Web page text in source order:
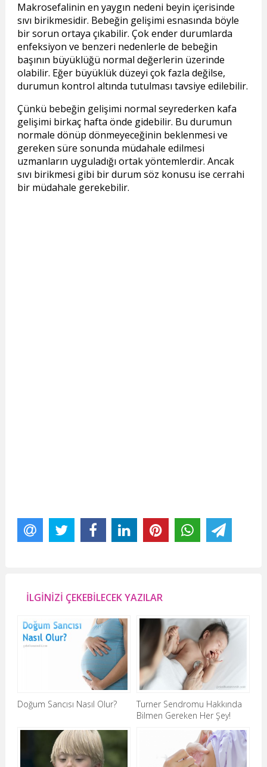
Makrosefalinin en yaygın nedeni beyin içerisinde
sıvı birikmesidir. Bebeğin gelişimi esnasında böyle
bir sorun ortaya çıkabilir. Çok ender durumlarda
enfeksiyon ve benzeri nedenlerle de bebeğin
başının büyüklüğü normal değerlerin üzerinde
olabilir. Eğer büyüklük düzeyi çok fazla değilse,
durumun kontrol altında tutulması tavsiye edilebilir.
Çünkü bebeğin gelişimi normal seyrederken kafa
gelişimi birkaç hafta önde gidebilir. Bu durumun
normale dönüp dönmeyeceğinin beklenmesi ve
gereken süre sonunda müdahale edilmesi
uzmanların uyguladığı ortak yöntemlerdir. Ancak
sıvı birikmesi gibi bir durum söz konusu ise cerrahi
bir müdahale gerekebilir.
İLGİNİZİ ÇEKEBİLECEK YAZILAR
Doğum Sancısı Nasıl Olur?
Turner Sendromu Hakkında
Bilmen Gereken Her Şey!